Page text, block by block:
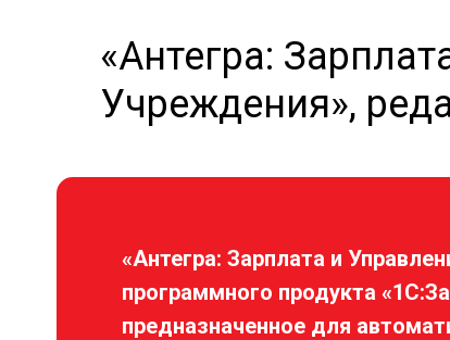
«Антегра:
Учреждения»,
«Антегра: Зарплата и
программного продукта
предназначенное для